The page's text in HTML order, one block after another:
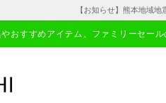
【お知らせ】熊本地域
おすすめアイテム、ファミリーセー